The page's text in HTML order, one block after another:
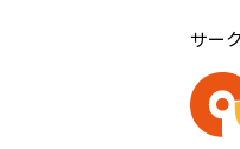
サー